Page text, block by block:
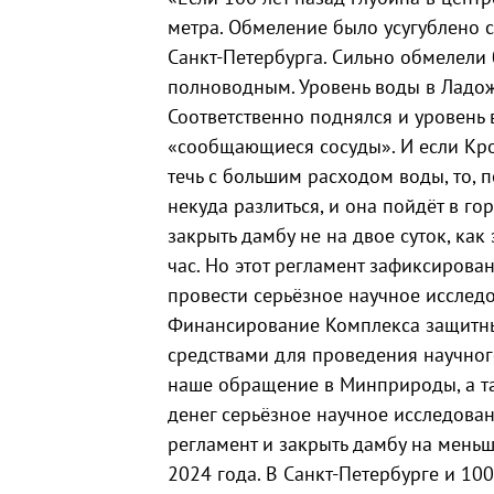
метра. Обмеление было усугублено
Санкт-Петербурга. Сильно
полноводным. Уровень воды в
Соответственно поднялся и
«сообщающиеся сосуды». И если
течь с большим расходом воды, то,
некуда разлиться, и она пойдёт в
закрыть дамбу не на двое суток,
час. Но этот регламент
провести серьёзное научное
Финансирование Комплекса
средствами для проведения
наше обращение в Минприроды, а
денег серьёзное научное
регламент и закрыть дамбу на
2024 года. В Санкт-Петербурге и